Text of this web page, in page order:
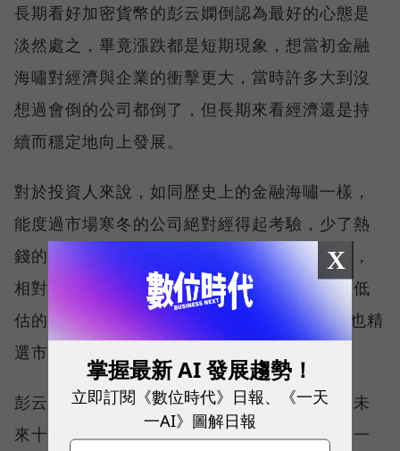
長期看好加密貨幣的彭云嫻倒認為最好的心態是
淡然處之，畢竟漲跌都是短期現象，想當初金融
海嘯對經濟與企業的衝擊更大，當時許多大到沒
想過會倒的公司都倒了，但長期來看經濟還是持
續而穩定地向上發展。
對於投資人來說，如同歷史上的金融海嘯一樣，
能度過市場寒冬的公司絕對經得起考驗，少了熱
錢的濾鏡美化，經過熊市洗禮的產品更加健全，
相對低點也讓投資人有更好的機會入場找到被低
估的標的。因應長期持有的需求，HOYA Bit 也精
選市值較大、相對穩定的幣種提供交易。
彭云嫻有信心，加密貨幣市場將日漸成熟，在未
來十年持續成長下有機會跟法幣並駕齊驅。另一
X
掌握最新 AI 發展趨勢！
立即訂閱《數位時代》日報、《一天
一AI》圖解日報